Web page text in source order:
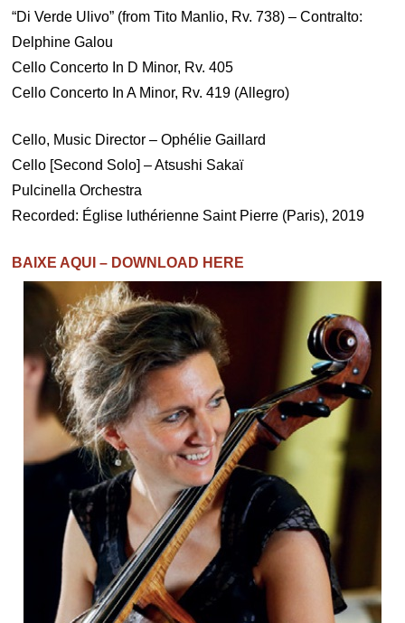
“Di Verde Ulivo” (from Tito Manlio, Rv. 738) – Contralto:
Delphine Galou
Cello Concerto In D Minor, Rv. 405
Cello Concerto In A Minor, Rv. 419 (Allegro)
Cello, Music Director – Ophélie Gaillard
Cello [Second Solo] – Atsushi Sakaï
Pulcinella Orchestra
Recorded: Église luthérienne Saint Pierre (Paris), 2019
BAIXE AQUI – DOWNLOAD HERE